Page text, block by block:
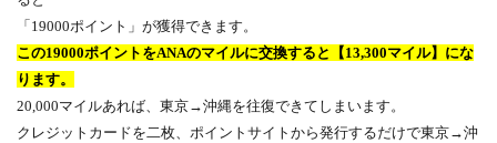
「19000ポイント」が獲得できます。
この19000ポイントをANAのマイルに交換すると【13,300マイル】にな
ります。
20,000マイルあれば、東京→沖縄を往復できてしまいます。
クレジットカードを二枚、ポイントサイトから発行するだけで東京→沖